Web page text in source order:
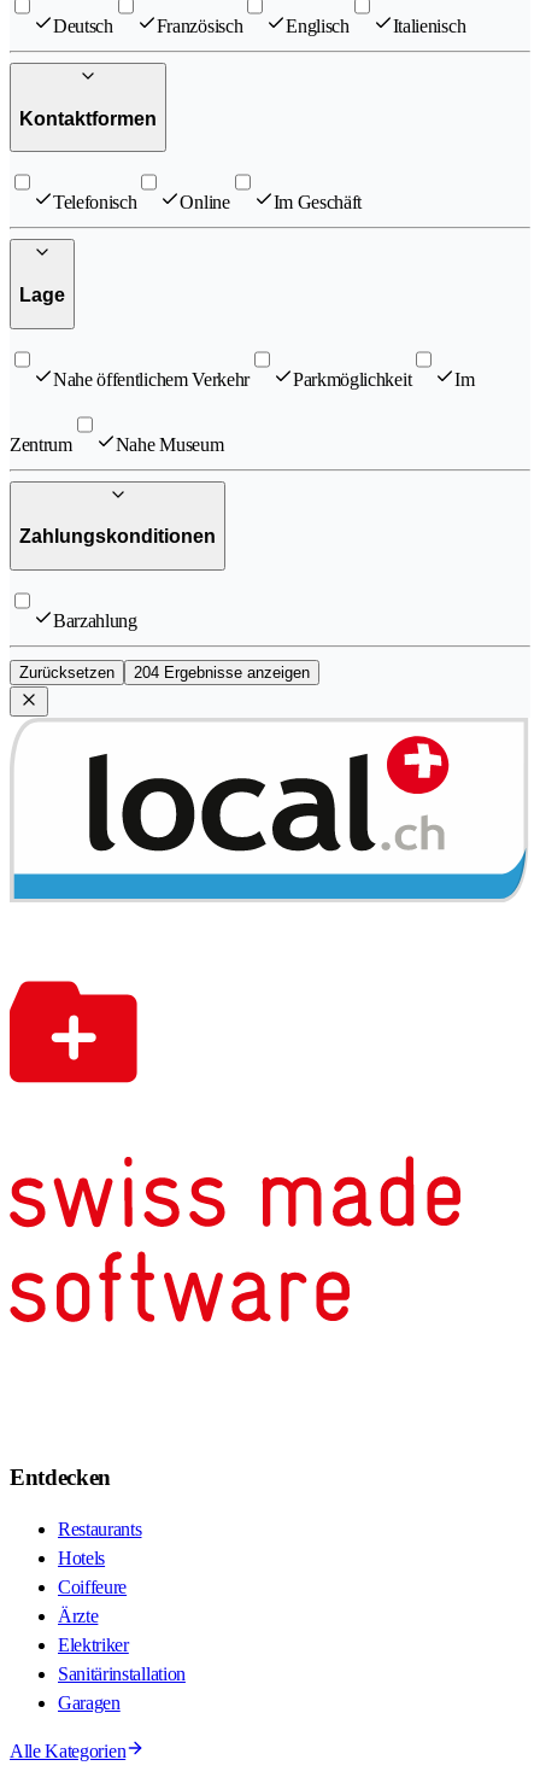
Deutsch Französisch Englisch Italienisch
Kontaktformen
Telefonisch Online Im Geschäft
Lage
Nahe öffentlichem Verkehr Parkmöglichkeit Im
Zentrum Nahe Museum
Zahlungskonditionen
Barzahlung
Zurücksetzen 204 Ergebnisse anzeigen
Entdecken
Restaurants
Hotels
Coiffeure
Ärzte
Elektriker
Sanitärinstallation
Garagen
Alle Kategorien